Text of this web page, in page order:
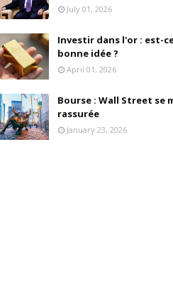
July 01, 2026
Investir dans l'or : est-
bonne idée ?
April 01, 2026
Bourse : Wall Street se
rassurée
January 23, 2026